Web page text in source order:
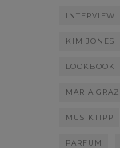
INTERVIEW
KIM JONES
LOOKBOOK
MARIA
MUSIKTIPP
PARFUM